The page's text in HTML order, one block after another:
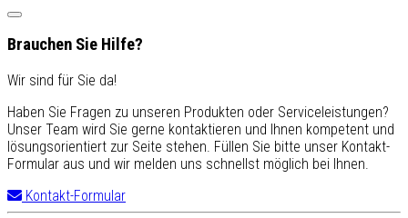
Brauchen Sie Hilfe?
Wir sind für Sie da!
Haben Sie Fragen zu unseren Produkten oder Serviceleistungen?
Unser Team wird Sie gerne kontaktieren und Ihnen kompetent und
lösungsorientiert zur Seite stehen. Füllen Sie bitte unser Kontakt-
Formular aus und wir melden uns schnellst möglich bei Ihnen.
Kontakt-Formular